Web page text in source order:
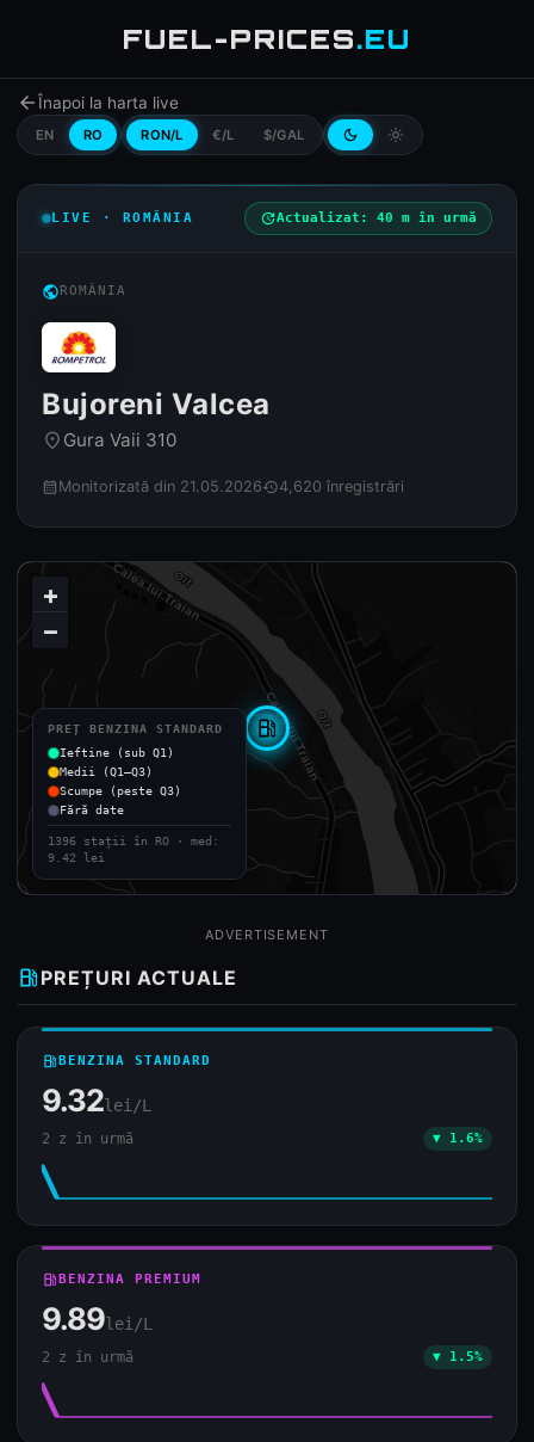
FUEL-PRICES.EU
arrow_backÎnapoi la harta live
EN RO RON/L €/L $/GAL dark_mode light_mode
LIVE · ROMÂNIA updateActualizat: 40 m în urmă
publicROMÂNIA
Bujoreni Valcea
place Gura Vaii 310
calendar_month Monitorizată din 21.05.2026history4,620 înregistrări
local_gas_station
+
−
PREȚ BENZINA STANDARD
Ieftine (sub Q1)
Medii (Q1–Q3)
Scumpe (peste Q3)
Fără date
1396 stații în RO · med:
9.42 lei
ADVERTISEMENT
local_gas_station PREȚURI ACTUALE
local_gas_stationBENZINA STANDARD
9.32lei/L
2 z în urmă ▼ 1.6%
local_gas_stationBENZINA PREMIUM
9.89lei/L
2 z în urmă ▼ 1.5%